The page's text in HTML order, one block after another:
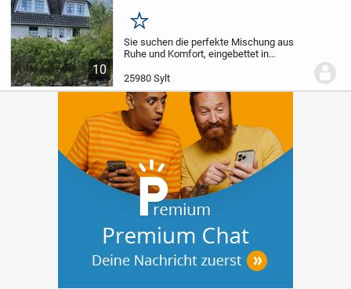
10
Merken
Sie suchen die perfekte Mischung aus
Ruhe und Komfort, eingebettet in
Sie hier genau richtig !
Hausgemeinschaft mit nur vier Einheiten,
wenige...
25980 Sylt